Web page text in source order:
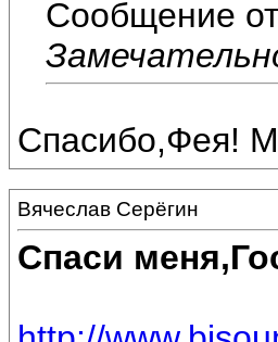
Сообщение
Спасибо,Фея!
Вячеслав Серёгин
Спаси